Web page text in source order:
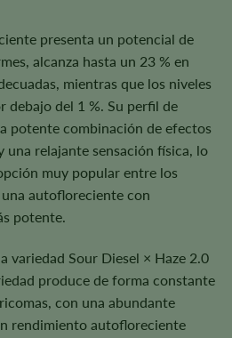
presenta un potencial de
alcanza hasta un 23 % en
mientras que los niveles
debajo del 1 %. Su perfil de
potente combinación de efectos
una relajante sensación física, lo
muy popular entre los
autofloreciente con
potente.
variedad Sour Diesel × Haze 2.0
produce de forma constante
con una abundante
rendimiento autofloreciente